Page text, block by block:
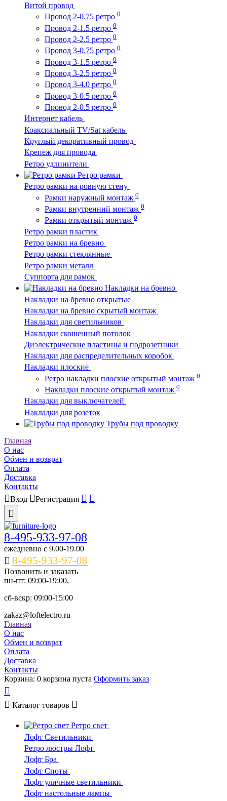
Витой провод
Провод 2-0.75 ретро 0
Провод 2-1.5 ретро 0
Провод 2-2.5 ретро 0
Провод 3-0.75 ретро 0
Провод 3-1.5 ретро 0
Провод 3-2.5 ретро 0
Провод 3-4.0 ретро 0
Провод 3-0.5 ретро 0
Провод 2-0.5 ретро 0
Интернет кабель
Коаксиальный TV/Sat кабель
Круглый декоративный провод
Крепеж для провода
Ретро удлинители
Ретро рамки
Ретро рамки на ровную стену
Рамки наружный монтаж 0
Рамки внутренний монтаж 0
Рамки открытый монтаж 0
Ретро рамки пластик
Ретро рамки на бревно
Ретро рамки стеклянные
Ретро рамки металл
Суппорта для рамок
Накладки на бревно
Накладки на бревно открытые
Накладки на бревно скрытый монтаж
Накладки для светильников
Накладки скошенный потолок
Диэлектрические пластины и подрозетники
Накладки для распределительных коробок
Накладки плоские
Ретро накладки плоские открытый монтаж 0
Накладки плоские открытый монтаж 0
Накладки для выключателей
Накладки для розеток
Трубы под проводку
Главная
О нас
Обмен и возврат
Оплата
Доставка
Контакты
Вход
Регистрация
8-495-933-97-08
ежедневно c 9.00-19.00
8-495-933-97-08
Позвонить и заказать
пн-пт: 09:00-19:00,
сб-вскр: 09:00-15:00
zakaz@loftelectro.ru
Главная
О нас
Обмен и возврат
Оплата
Доставка
Контакты
Корзина: 0 корзина пуста Оформить заказ
Каталог товаров
Ретро свет
Лофт Светильники
Ретро люстры Лофт
Лофт Бра
Лофт Споты
Лофт уличные светильники
Лофт настольные лампы